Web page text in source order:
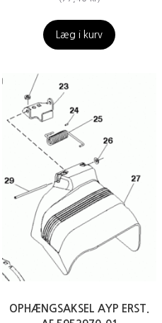
Læg i kurv
OPHÆNGSAKSEL AYP ERST.